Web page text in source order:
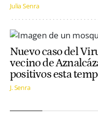
Julia Senra
Nuevo caso del
vecino de
positivos esta
J. Senra